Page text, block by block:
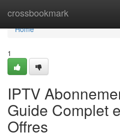
crossbookmark
Home
Home
1
IPTV
Guide Complet
Offres